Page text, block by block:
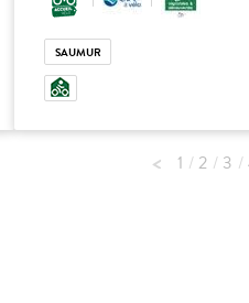
SAUMUR
1 2 3